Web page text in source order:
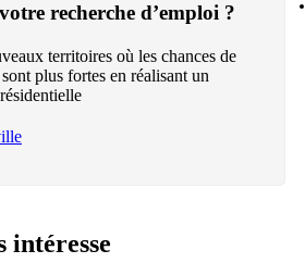
recherche d’emploi ?
territoires où les chances de
plus fortes en réalisant un
intéresse